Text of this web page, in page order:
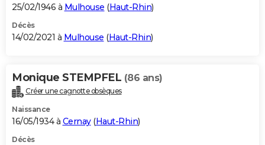
25/02/1946 à Mulhouse (Haut-Rhin)
Décès
14/02/2021 à Mulhouse (Haut-Rhin)
Monique STEMPFEL (86 ans)
Créer une cagnotte obsèques
Naissance
16/05/1934 à Cernay(Haut-Rhin)
Décès